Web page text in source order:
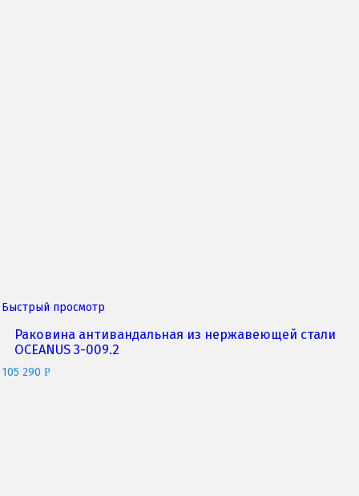
Быстрый просмотр
Раковина антивандальная из нержавеющей стали
OCEANUS 3-009.2
105 290 Р